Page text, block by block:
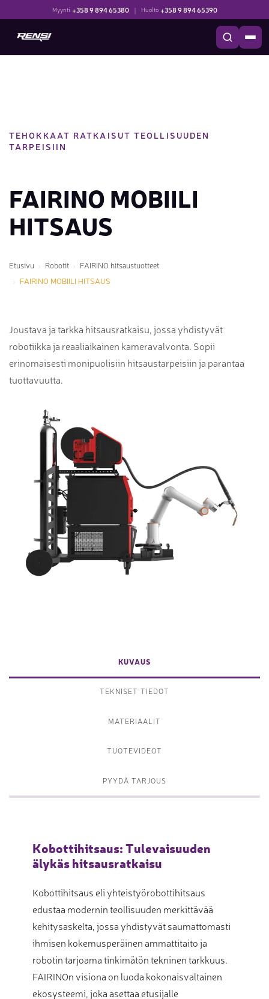
Myynti +358 9 894 65380 | Huolto +358 9 894 65390
TEHOKKAAT RATKAISUT TEOLLISUUDEN
TARPEISIIN
FAIRINO MOBIILI
HITSAUS
Etusivu Robotit
FAIRINO hitsaustuotteet
FAIRINO MOBIILI HITSAUS
Joustava ja tarkka hitsausratkaisu, jossa yhdistyvät
robotiikka ja reaaliaikainen kameravalvonta. Sopii
erinomaisesti monipuolisiin hitsaustarpeisiin ja parantaa
tuottavuutta.
KUVAUS
TEKNISET TIEDOT
MATERIAALIT
TUOTEVIDEOT
PYYDÄ TARJOUS
Kobottihitsaus: Tulevaisuuden
älykäs hitsausratkaisu
Kobottihitsaus eli yhteistyörobottihitsaus
edustaa modernin teollisuuden merkittävää
kehitysaskelta, jossa yhdistyvät saumattomasti
ihmisen kokemusperäinen ammattitaito ja
robotin tarjoama tinkimätön tekninen tarkkuus.
FAIRINOn visiona on luoda kokonaisvaltainen
ekosysteemi, joka asettaa etusijalle